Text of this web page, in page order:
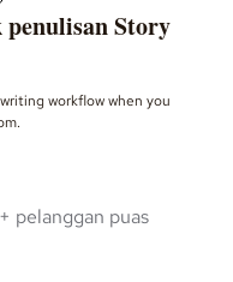
Story
workflow when you
pelanggan puas